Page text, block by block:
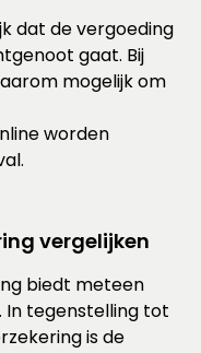
dat de vergoeding
gaat. Bij
mogelijk om
worden
vergelijken
biedt meteen
In tegenstelling tot
is de